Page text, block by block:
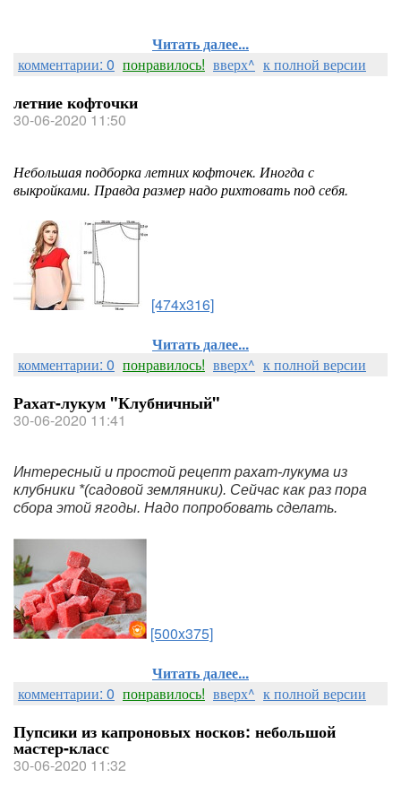
Читать далее...
комментарии: 0 понравилось! вверх^ к полной версии
летние кофточки
30-06-2020 11:50
Небольшая подборка летних кофточек. Иногда с
выкройками. Правда размер надо рихтовать под себя.
[474x316]
Читать далее...
комментарии: 0 понравилось! вверх^ к полной версии
Рахат-лукум "Клубничный"
30-06-2020 11:41
Интересный и простой рецепт рахат-лукума из
клубники *(садовой земляники). Сейчас как раз пора
сбора этой ягоды. Надо попробовать сделать.
[500x375]
Читать далее...
комментарии: 0 понравилось! вверх^ к полной версии
Пупсики из капроновых носков: небольшой
мастер-класс
30-06-2020 11:32